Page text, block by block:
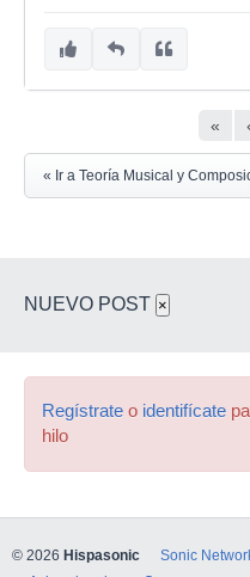
« ‹
« Ir a Teoría Musical y
NUEVO POST ×
Regístrate o identifícate
hilo
© 2026 Hispasonic Sonic